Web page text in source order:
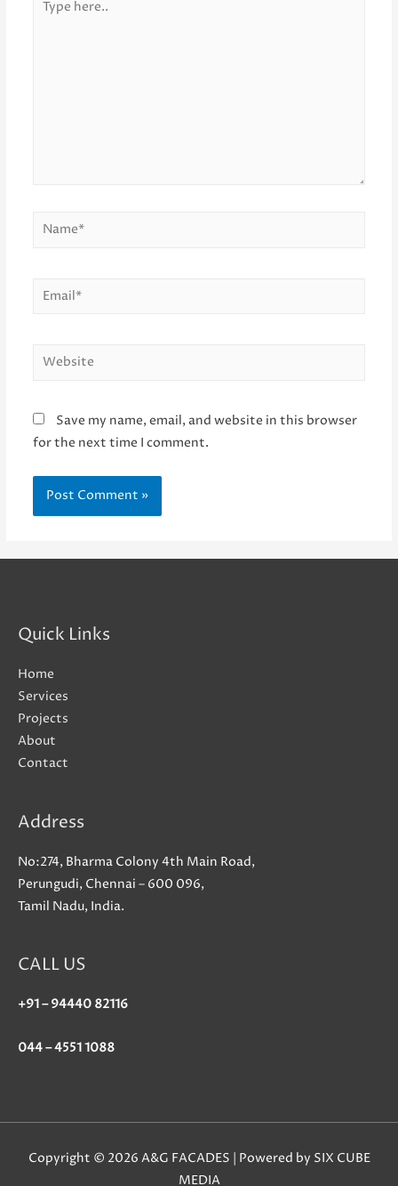
here..
Name*
Email*
Website
Save my name, email, and website in this browser
for the next time I comment.
Quick Links
Home
Services
Projects
About
Contact
Address
No:274, Bharma Colony 4th Main Road,
Perungudi, Chennai – 600 096,
Tamil Nadu, India.
CALL US
+91 – 94440 82116
044 – 4551 1088
Copyright © 2026 A&G FACADES | Powered by SIX CUBE
MEDIA